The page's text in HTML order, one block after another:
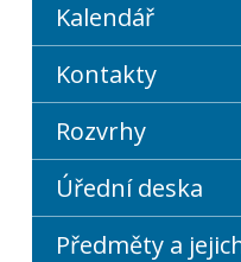
Kalendář
Kontakty
Rozvrhy
Úřední deska
Předměty a